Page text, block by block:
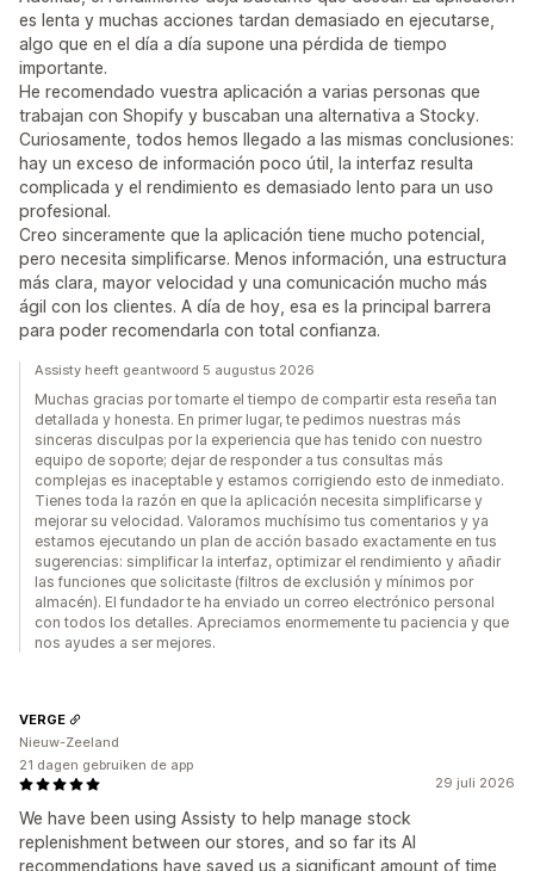
es lenta y muchas acciones tardan demasiado en ejecutarse,
algo que en el día a día supone una pérdida de tiempo
importante.
He recomendado vuestra aplicación a varias personas que
trabajan con Shopify y buscaban una alternativa a Stocky.
Curiosamente, todos hemos llegado a las mismas conclusiones:
hay un exceso de información poco útil, la interfaz resulta
complicada y el rendimiento es demasiado lento para un uso
profesional.
Creo sinceramente que la aplicación tiene mucho potencial,
pero necesita simplificarse. Menos información, una estructura
más clara, mayor velocidad y una comunicación mucho más
ágil con los clientes. A día de hoy, esa es la principal barrera
para poder recomendarla con total confianza.
Assisty heeft geantwoord 5 augustus 2026
Muchas gracias por tomarte el tiempo de compartir esta reseña tan
detallada y honesta. En primer lugar, te pedimos nuestras más
sinceras disculpas por la experiencia que has tenido con nuestro
equipo de soporte; dejar de responder a tus consultas más
complejas es inaceptable y estamos corrigiendo esto de inmediato.
Tienes toda la razón en que la aplicación necesita simplificarse y
mejorar su velocidad. Valoramos muchísimo tus comentarios y ya
estamos ejecutando un plan de acción basado exactamente en tus
sugerencias: simplificar la interfaz, optimizar el rendimiento y añadir
las funciones que solicitaste (filtros de exclusión y mínimos por
almacén). El fundador te ha enviado un correo electrónico personal
con todos los detalles. Apreciamos enormemente tu paciencia y que
nos ayudes a ser mejores.
29 juli 2026
We have been using Assisty to help manage stock
replenishment between our stores, and so far its AI
recommendations have saved us a significant amount of time
VERGE
Nieuw-Zeeland
21 dagen gebruiken de app